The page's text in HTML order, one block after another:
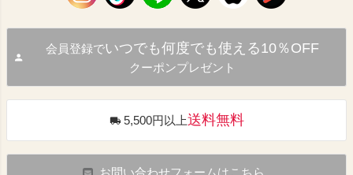
会員登録でいつでも何度でも使える10％OFF
クーポンプレゼント
5,500円以上送料無料